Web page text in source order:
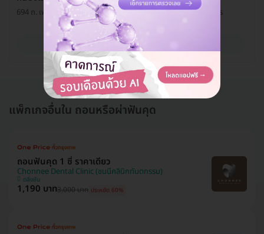
694 ถ. เพชรเกษม แขวงหนองค้างพลู เขตหนองแขม กรุงเทพมหานคร
ดูรายละเอียด
แพ็กเกจอื่นใน ถอนหรือผ่าฟันคุด
ถอนฟันคุด 1 ซี่ ราคาเดียว
Chonnee Dental Clinic (ชนนีคลินิกทันตกรรม)
ตลิ่งชัน
1,190 บาท3,000 บาท ประหยัด 60%